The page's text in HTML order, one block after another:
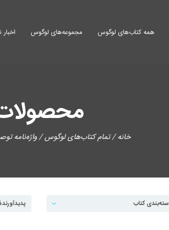
همه کتاب‌های لوگوس مجموعه‌های لوگوس
خانه/تمام کتاب‌های لوگوس/ واژه‌نامه